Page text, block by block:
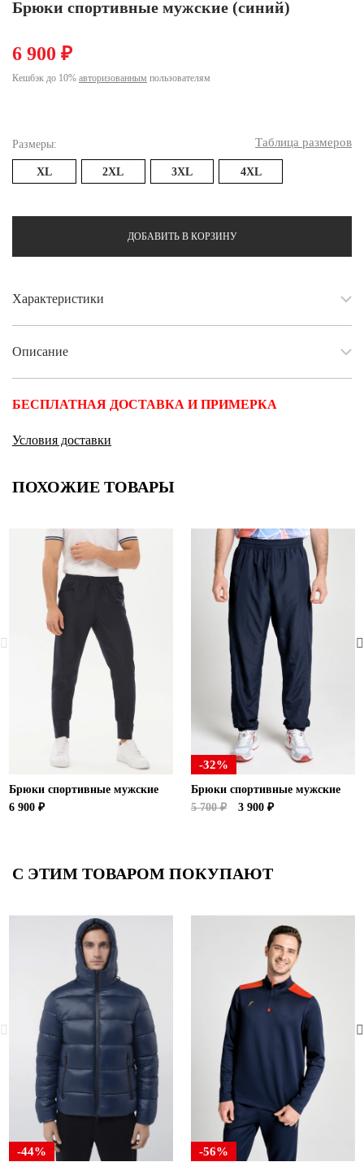
Брюки спортивные мужские (синий)
6 900 ₽
Кешбэк до 10% авторизованным пользователям
Размеры: Таблица размеров
XL 2XL 3XL 4XL
ДОБАВИТЬ В КОРЗИНУ
Характеристики
Описание
БЕСПЛАТНАЯ ДОСТАВКА И ПРИМЕРКА
Условия доставки
ПОХОЖИЕ ТОВАРЫ
Брюки спортивные мужские
6 900 ₽
-32%
Брюки спортивные мужские
5 700 ₽
3 900 ₽
С ЭТИМ ТОВАРОМ ПОКУПАЮТ
-44% -56%